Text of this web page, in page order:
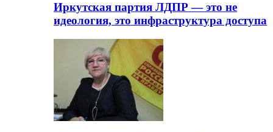
Иркутская партия ЛДПР — это не
идеология, это инфраструктура доступа